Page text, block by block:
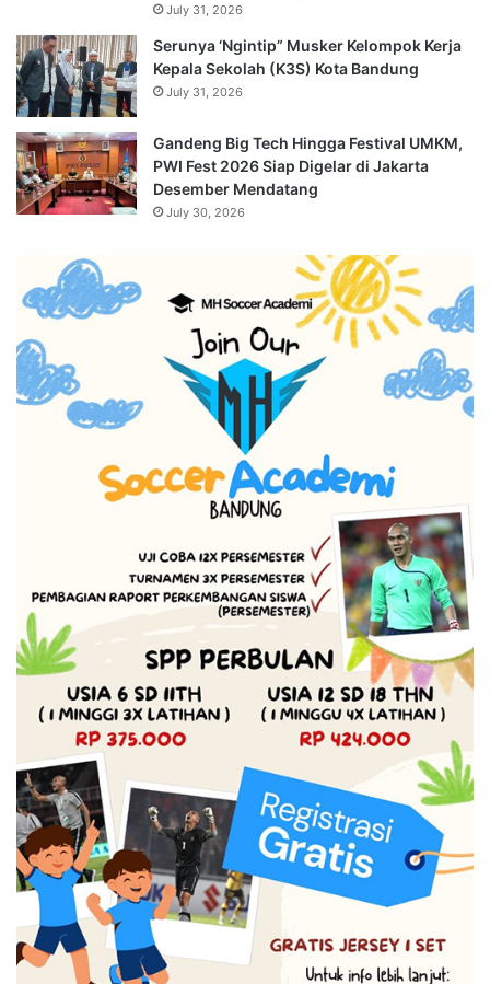
July 31, 2026
Serunya ‘Ngintip” Musker Kelompok Kerja
Kepala Sekolah (K3S) Kota Bandung
July 31, 2026
Gandeng Big Tech Hingga Festival UMKM,
PWI Fest 2026 Siap Digelar di Jakarta
Desember Mendatang
July 30, 2026